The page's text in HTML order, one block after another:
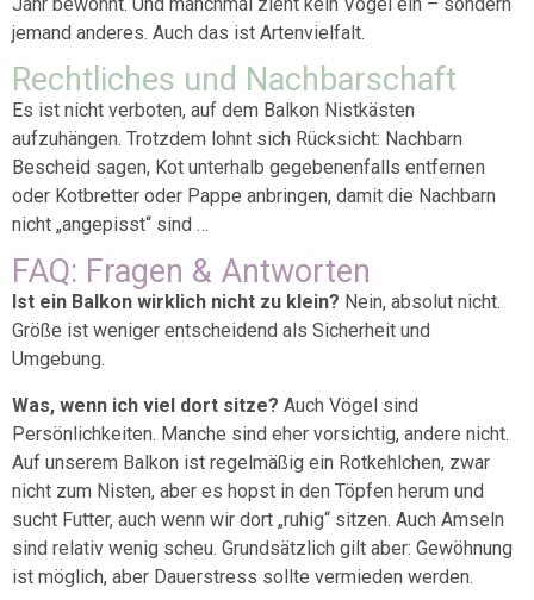
jemand anderes. Auch das ist Artenvielfalt.
Rechtliches und Nachbarschaft
Es ist nicht verboten, auf dem Balkon Nistkästen
aufzuhängen. Trotzdem lohnt sich Rücksicht: Nachbarn
Bescheid sagen, Kot unterhalb gegebenenfalls entfernen
oder Kotbretter oder Pappe anbringen, damit die Nachbarn
nicht „angepisst“ sind …
FAQ: Fragen & Antworten
Ist ein Balkon wirklich nicht zu klein? Nein, absolut nicht.
Größe ist weniger entscheidend als Sicherheit und
Umgebung.
Was, wenn ich viel dort sitze? Auch Vögel sind
Persönlichkeiten. Manche sind eher vorsichtig, andere nicht.
Auf unserem Balkon ist regelmäßig ein Rotkehlchen, zwar
nicht zum Nisten, aber es hopst in den Töpfen herum und
sucht Futter, auch wenn wir dort „ruhig“ sitzen. Auch Amseln
sind relativ wenig scheu. Grundsätzlich gilt aber: Gewöhnung
ist möglich, aber Dauerstress sollte vermieden werden.